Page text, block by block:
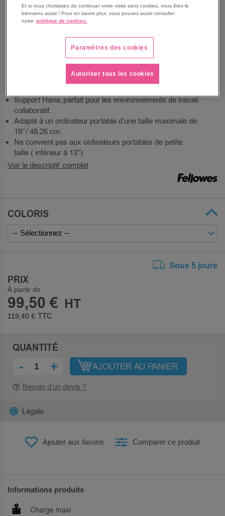
GALLERY
parfaitement à tout type de décor.
Vous bénéficiez d'une tranquillité d'esprit avec une
garantie longue durée.
Permet de réduire les douleurs cervicales et de la
Travaillez plus longtemps sans inconfort.
portable du bout des doigts, ce qui rend son utilisation
Support Hana, parfait pour les environnements de travail
collaboratif.
Adapté à un ordinateur portable d'une taille maximale de
19” / 48.26 cm.
Ne convient pas aux ordinateurs portables de petite
taille ( inférieur à 13'').
Voir le descriptif complet
COLORIS
Sous 5 jours
PRIX
À partir de
99,50 €
119,40 €
QUANTITÉ
- + AJOUTER AU PANIER
Besoin d’un devis ?
Ajouter aux favoris Comparer ce produit
Légale
Informations produits
Charge maxi
Et si vous choisissez de continuer votre visite sans cookies, vous êtes le
bienvenu aussi ! Pour en savoir plus, vous pouvez aussi consulter
notre politique de cookies.
Paramètres des cookies
Autoriser tous les cookies